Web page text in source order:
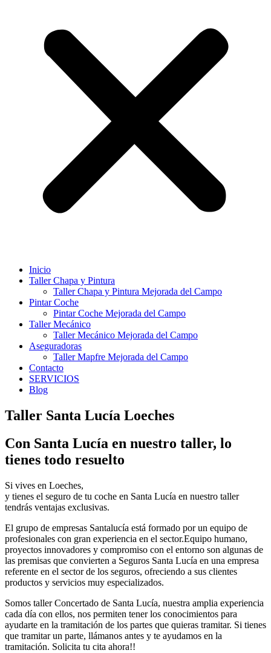
Inicio
Taller Chapa y Pintura
Taller Chapa y Pintura Mejorada del Campo
Pintar Coche
Pintar Coche Mejorada del Campo
Taller Mecánico
Taller Mecánico Mejorada del Campo
Aseguradoras
Taller Mapfre Mejorada del Campo
Contacto
SERVICIOS
Blog
Taller Santa Lucía Loeches
Con Santa Lucía en nuestro taller, lo
tienes todo resuelto
Si vives en Loeches,
y tienes el seguro de tu coche en Santa Lucía en nuestro taller
tendrás ventajas exclusivas.
El grupo de empresas Santalucía está formado por un equipo de
profesionales con gran experiencia en el sector.Equipo humano,
proyectos innovadores y compromiso con el entorno son algunas de
las premisas que convierten a Seguros Santa Lucía en una empresa
referente en el sector de los seguros, ofreciendo a sus clientes
productos y servicios muy especializados.
Somos taller Concertado de Santa Lucía, nuestra amplia experiencia
cada día con ellos, nos permiten tener los conocimientos para
ayudarte en la tramitación de los partes que quieras tramitar. Si tienes
que tramitar un parte, llámanos antes y te ayudamos en la
tramitación. Solicita tu cita ahora!!